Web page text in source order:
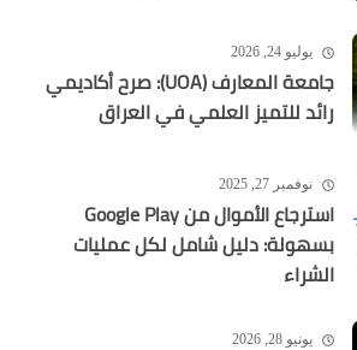
يوليو 24, 2026
جامعة المعارف (UOA): صرح أكاديمي
رائد للتميز العلمي في العراق
نوفمبر 27, 2025
استرجاع الأموال من Google Play
بسهولة: دليل شامل لكل عمليات
الشراء
يونيو 28, 2026